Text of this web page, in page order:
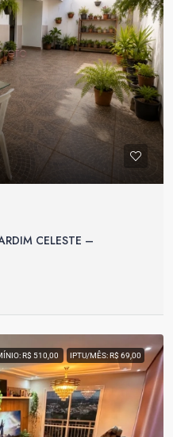
CELESTE –
R$ 510,00 IPTU/MÊS: R$ 69,00